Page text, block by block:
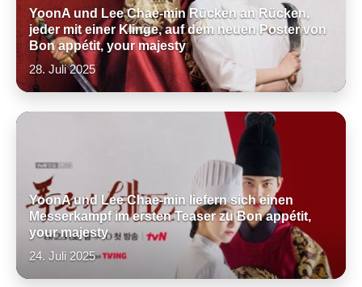
YoonA und Lee Chae-min Rücken an Rücken,
jeder mit einer Klinge, auf dem neuen Poster von
Bon appétit, your majesty
28. Juli 2025
YoonA und Lee Chae-min liefern sich einen
Messerkampf im ersten Teaser zu Bon appétit,
your majesty
24. Juli 2025